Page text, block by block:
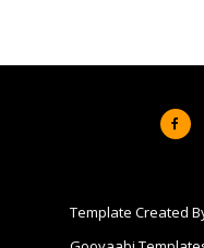
Template Created